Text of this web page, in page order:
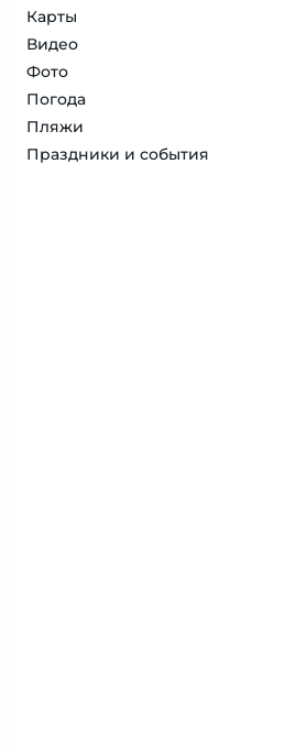
Карты
Видео
Фото
Погода
Пляжи
Праздники и события